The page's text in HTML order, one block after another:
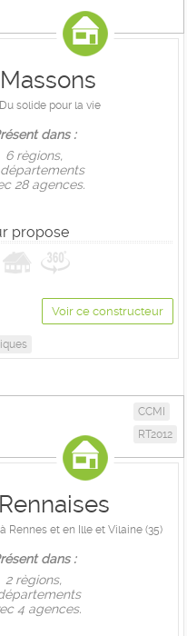
solide pour la vie
dans :
6 règions,
départements
28 agences.
propose
Voir ce constructeur
CCMI
RT2012
Rennes et en Ille et Vilaine (35)
dans :
2 règions,
4 agences.